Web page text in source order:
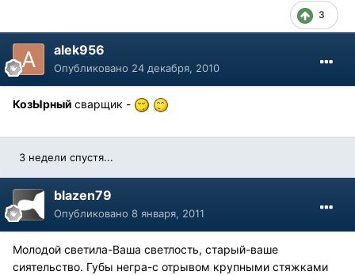
3
alek956
Опубликовано 24 декабря, 2010
КозЫрный сварщик -
3 недели спустя...
blazen79
Опубликовано 8 января, 2011
Молодой светила-Ваша светлость, старый-ваше
сиятельство. Губы негра-с отрывом крупными стяжками